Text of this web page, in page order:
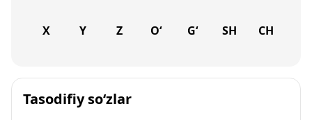
X Y Z O‘ G‘ SH CH
Tasodifiy so‘zlar